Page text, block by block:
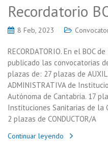
Recordatorio
8 Feb, 2023
RECORDATORIO. En el BOC
publicado las convocatorias
plazas de: 27 plazas de
ADMINISTRATIVA de
Autónoma de Cantabria. 17
Instituciones Sanitarias de la
2 plazas de CONDUCTOR/A
Continuar leyendo